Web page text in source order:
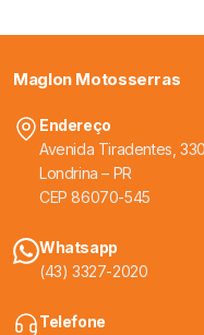
Maglon Motosserras
Endereço
Avenida Tiradentes,
Londrina – PR
CEP 86070-545
Whatsapp
(43) 3327-2020
Telefone